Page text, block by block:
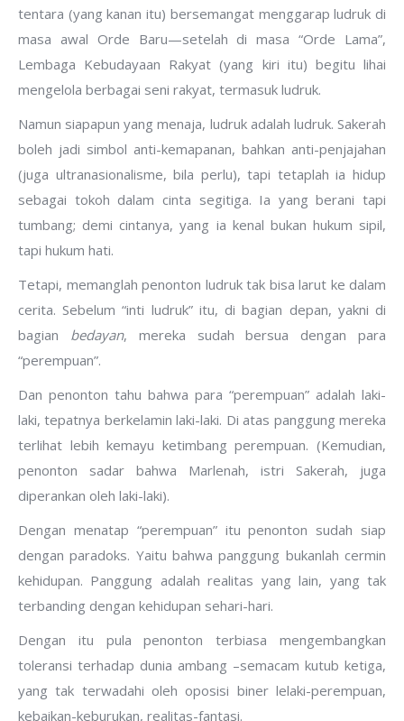
tentara (yang kanan itu) bersemangat menggarap ludruk di
masa awal Orde Baru—setelah di masa “Orde Lama”,
Lembaga Kebudayaan Rakyat (yang kiri itu) begitu lihai
mengelola berbagai seni rakyat, termasuk ludruk.
Namun siapapun yang menaja, ludruk adalah ludruk. Sakerah
boleh jadi simbol anti-kemapanan, bahkan anti-penjajahan
(juga ultranasionalisme, bila perlu), tapi tetaplah ia hidup
sebagai tokoh dalam cinta segitiga. Ia yang berani tapi
tumbang; demi cintanya, yang ia kenal bukan hukum sipil,
tapi hukum hati.
Tetapi, memanglah penonton ludruk tak bisa larut ke dalam
cerita. Sebelum “inti ludruk” itu, di bagian depan, yakni di
bagian bedayan, mereka sudah bersua dengan para
“perempuan”.
Dan penonton tahu bahwa para “perempuan” adalah laki-
laki, tepatnya berkelamin laki-laki. Di atas panggung mereka
terlihat lebih kemayu ketimbang perempuan. (Kemudian,
penonton sadar bahwa Marlenah, istri Sakerah, juga
diperankan oleh laki-laki).
Dengan menatap “perempuan” itu penonton sudah siap
dengan paradoks. Yaitu bahwa panggung bukanlah cermin
kehidupan. Panggung adalah realitas yang lain, yang tak
terbanding dengan kehidupan sehari-hari.
Dengan itu pula penonton terbiasa mengembangkan
toleransi terhadap dunia ambang –semacam kutub ketiga,
yang tak terwadahi oleh oposisi biner lelaki-perempuan,
kebaikan-keburukan, realitas-fantasi.